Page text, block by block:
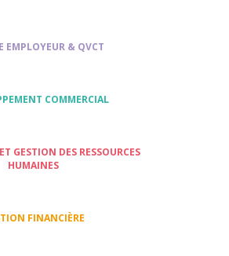
EMPLOYEUR & QVCT
COMMERCIAL
GESTION DES RESSOURCES
HUMAINES
FINANCIÈRE